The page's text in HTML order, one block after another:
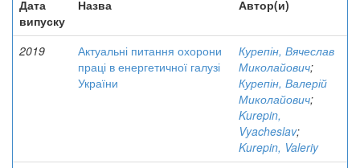
Дата
випуску
Назва Автор(и)
2019
Актуальні питання охорони
праці в енергетичної галузі
України
Курепін, Вячеслав
Миколайович;
Курепін, Валерій
Миколайович;
Kurepin,
Vyacheslav;
Kurepin, Valeriy